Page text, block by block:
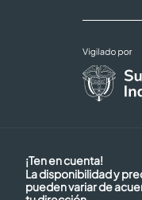
¡Ten en cuenta!
La disponibilidad y
pueden variar de